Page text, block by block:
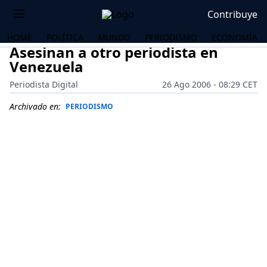
Contribuye
HOME POLÍTICA MUNDO PERIODISMO ECONOMÍA
Asesinan a otro periodista en
Venezuela
Periodista Digital
26 Ago 2006 - 08:29 CET
Archivado en: PERIODISMO